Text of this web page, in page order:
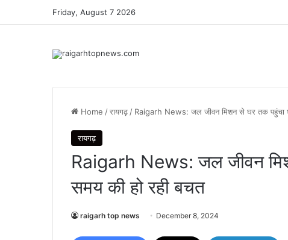
Friday, August 7 2026
Home /रायगढ़ / Raigarh News: जल जीवन मिशन से घर तक पहुंचा
रायगढ़
Raigarh News: जल जीवन
समय की हो रही बचत
raigarh top news December 8, 2024